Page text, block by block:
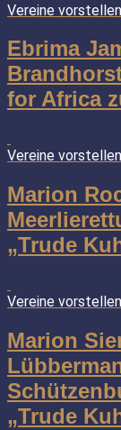
Vereine vorstellen
Ebrima
for Africa
Vereine vorstellen
Marion
„Trude
Vereine vorstellen
Marion
„Trude